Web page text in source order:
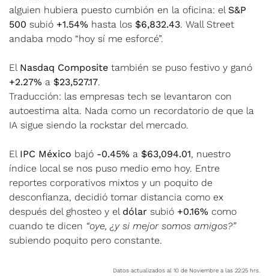
alguien hubiera puesto cumbión en la oficina: el S&P
500 subió +1.54% hasta los $6,832.43. Wall Street
andaba modo “hoy sí me esforcé”.
El Nasdaq Composite
+2.27% a $23,527.17.
Traducción: las empresas tech se levantaron con
autoestima alta. Nada como un recordatorio de que la
IA sigue siendo la rockstar del mercado.
El IPC México bajó -0.45% a $63,094.01, nuestro
índice local se nos puso medio emo hoy. Entre
reportes corporativos mixtos y un poquito de
desconfianza, decidió tomar distancia como ex
después del ghosteo y el dólar subió +0.16% como
cuando te dicen “oye, ¿y si mejor somos amigos?”
subiendo poquito pero constante.
Datos actualizados al 10 de Noviembre a las 22:25 hrs.